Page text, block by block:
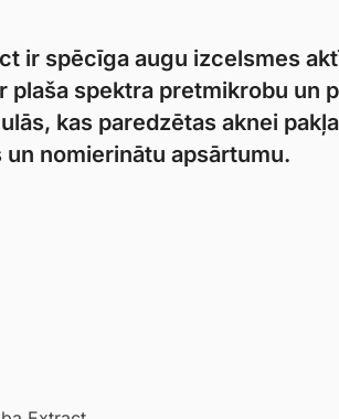
ir spēcīga augu izcelsmes
plaša spektra pretmikrobu un
kas paredzētas aknei
nomierinātu apsārtumu.